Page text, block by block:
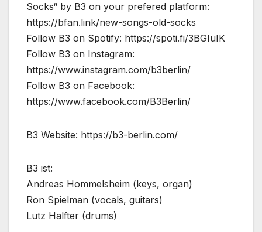
Socks“ by B3 on your prefered platform:
https://bfan.link/new-songs-old-socks
Follow B3 on Spotify: https://spoti.fi/3BGIuIK
Follow B3 on Instagram:
https://www.instagram.com/b3berlin/
Follow B3 on Facebook:
https://www.facebook.com/B3Berlin/
B3 Website: https://b3-berlin.com/
B3 ist:
Andreas Hommelsheim (keys, organ)
Ron Spielman (vocals, guitars)
Lutz Halfter (drums)